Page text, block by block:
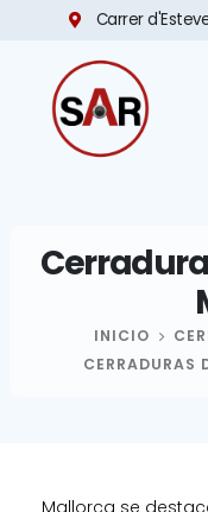
Carrer
INICIO
CERRADURAS
Mallorca se